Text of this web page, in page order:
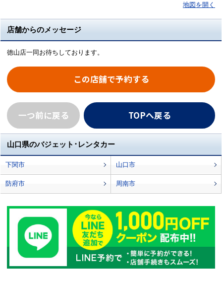
地図を開く
店舗からのメッセージ
徳山店一同お待ちしております。
この店舗で予約する
一つ前に戻る TOPへ戻る
山口県のバジェット･レンタカー
下関市 山口市
防府市 周南市